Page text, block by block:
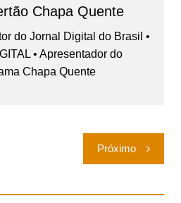
Chapa Quente
do Jornal Digital do Brasil •
• Apresentador do
Chapa Quente
Próximo